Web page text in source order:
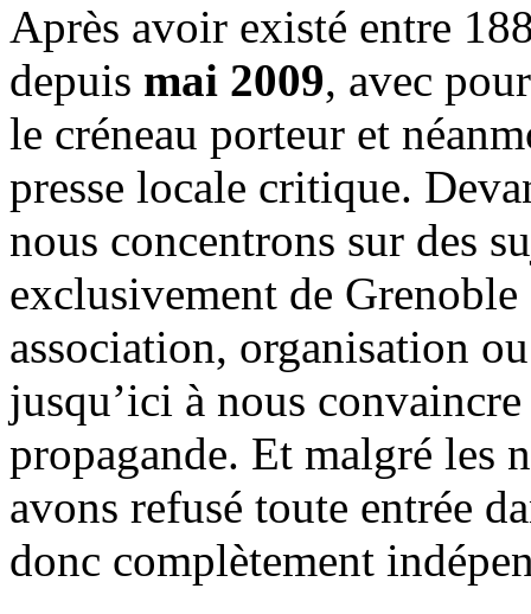
Après avoir existé entre
depuis mai 2009, avec
le créneau porteur et
presse locale critique.
nous concentrons sur des
exclusivement de
association, organisation
jusqu’ici à nous
propagande. Et malgré les
avons refusé toute entrée
donc complètement